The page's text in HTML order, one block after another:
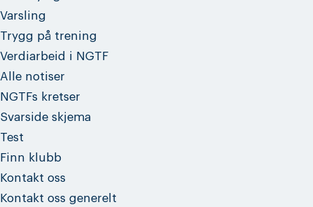
Varsling
Trygg på trening
Verdiarbeid i NGTF
Alle notiser
NGTFs kretser
Svarside skjema
Test
Finn klubb
Kontakt oss
Kontakt oss generelt